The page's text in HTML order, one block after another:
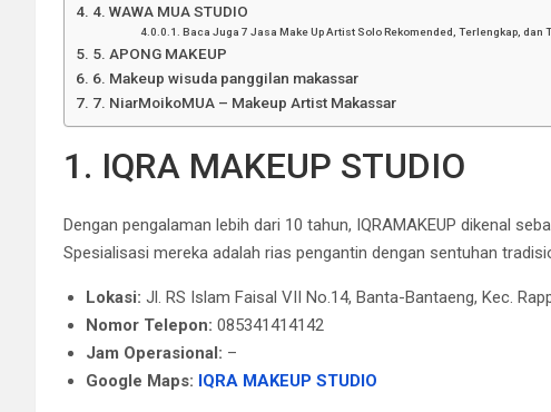
4. WAWA MUA STUDIO
Baca Juga 7 Jasa Make Up Artist Solo Rekomended, Terlengkap, dan
5. APONG MAKEUP
6. Makeup wisuda panggilan makassar
7. NiarMoikoMUA – Makeup Artist Makassar
1. IQRA MAKEUP STUDIO
Dengan pengalaman lebih dari 10 tahun, IQRAMAKEUP dikenal
Spesialisasi mereka adalah rias pengantin dengan sentuhan
Lokasi: Jl. RS Islam Faisal VII No.14, Banta-Bantaeng, Kec.
Nomor Telepon: 085341414142
Jam Operasional: –
Google Maps: IQRA MAKEUP STUDIO